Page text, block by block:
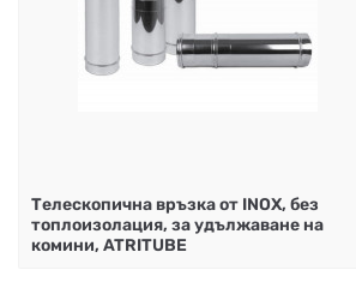
Телескопична връзка от INOX, без
топлоизолация, за удължаване на
комини, ATRITUBE